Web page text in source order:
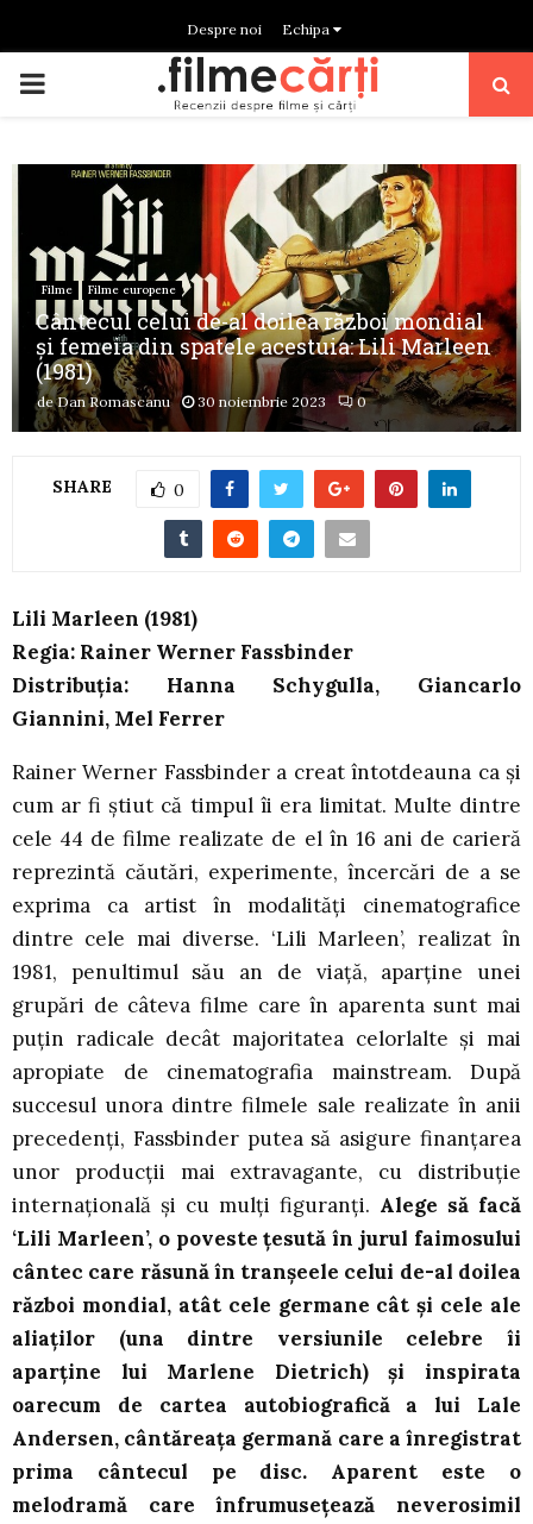
Despre noi Echipa
PRIMARY
Filme Filme europene
Cântecul celui de-al doilea război mondial
și femeia din spatele acestuia: Lili Marleen
(1981)
deDan Romascanu 30 noiembrie 2023 0
SHARE 0
Lili Marleen (1981)
Regia: Rainer Werner Fassbinder
Distribuția: Hanna Schygulla, Giancarlo
Giannini, Mel Ferrer
Rainer Werner Fassbinder a creat întotdeauna ca și
cum ar fi știut că timpul îi era limitat. Multe dintre
cele 44 de filme realizate de el în 16 ani de carieră
reprezintă căutări, experimente, încercări de a se
exprima ca artist în modalități cinematografice
dintre cele mai diverse. ‘Lili Marleen’, realizat în
1981, penultimul său an de viață, aparține unei
grupări de câteva filme care în aparenta sunt mai
puțin radicale decât majoritatea celorlalte și mai
apropiate de cinematografia mainstream. După
succesul unora dintre filmele sale realizate în anii
precedenți, Fassbinder putea să asigure finanțarea
unor producții mai extravagante, cu distribuție
internațională și cu mulți figuranți. Alege să facă
‘Lili Marleen’, o poveste țesută în jurul faimosului
cântec care răsună în tranșeele celui de-al doilea
război mondial, atât cele germane cât și cele ale
aliaților (una dintre versiunile celebre îi
aparține lui Marlene Dietrich) și inspirata
oarecum de cartea autobiografică a lui Lale
Andersen, cântăreața germană care a înregistrat
prima cântecul pe disc. Aparent este o
melodramă care înfrumusețează neverosimil